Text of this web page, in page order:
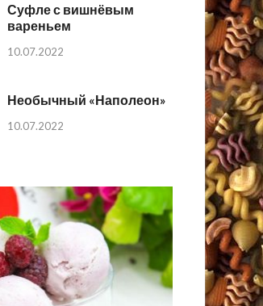
Суфле с вишнёвым
вареньем
10.07.2022
Необычный «Наполеон»
10.07.2022